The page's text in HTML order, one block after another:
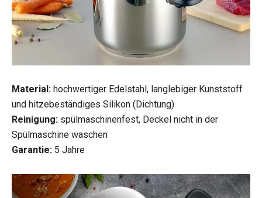
Material: hochwertiger Edelstahl, langlebiger Kunststoff
und hitzebeständiges Silikon (Dichtung)
Reinigung: spülmaschinenfest, Deckel nicht in der
Spülmaschine waschen
Garantie: 5 Jahre